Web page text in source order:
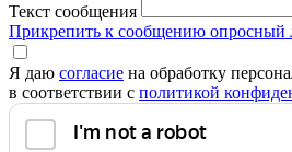
Текст сообщения
Прикрепить к сообщению опросный
Я даю согласие на обработку
в соответствии с политикой